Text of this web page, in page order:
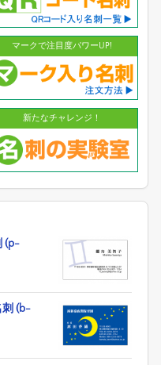
マークで注目度パワーUP!
新たなチャレンジ！
(p-
刺 (b-